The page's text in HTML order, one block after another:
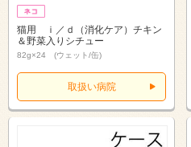
猫用 ｉ／ｄ（消化ケア）チキン
＆野菜入りシチュー
82g×24 (ウェット/缶)
取扱い病院